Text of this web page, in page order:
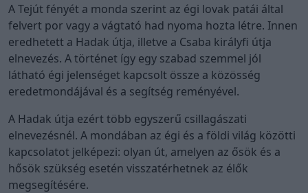
A Tejút fényét a monda szerint az égi lovak patái által
felvert por vagy a vágtató had nyoma hozta létre. Innen
eredhetett a Hadak útja, illetve a Csaba királyfi útja
elnevezés. A történet így egy szabad szemmel jól
látható égi jelenséget kapcsolt össze a közösség
eredetmondájával és a segítség reményével.
A Hadak útja ezért több egyszerű csillagászati
elnevezésnél. A mondában az égi és a földi világ közötti
kapcsolatot jelképezi: olyan út, amelyen az ősök és a
hősök szükség esetén visszatérhetnek az élők
megsegítésére.